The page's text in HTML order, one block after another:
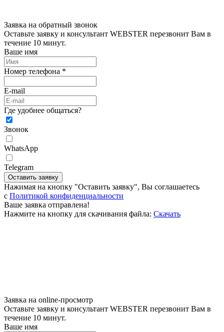
Заявка на обратный звонок
Оставьте заявку и консультант WEBSTER перезвонит Вам в
течение 10 минут.
Ваше имя
Номер телефона *
E-mail
Где удобнее общаться?
Звонок
WhatsApp
Telegram
Оставить заявку
Нажимая на кнопку "Оставить заявку", Вы соглашаетесь
c Политикой конфиденциальности
Ваше заявка отправлена!
Нажмите на кнопку для скачивания файла: Скачать
Заявка на online-просмотр
Оставьте заявку и консультант WEBSTER перезвонит Вам в
течение 10 минут.
Ваше имя